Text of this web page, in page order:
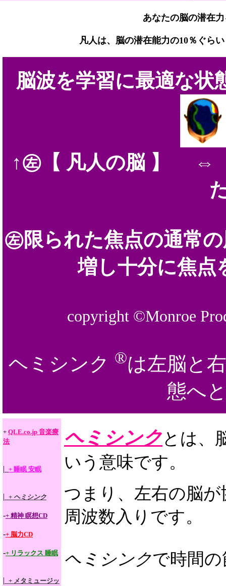
あなたの脳の潜在
凡人は、脳の潜在能力の10％ぐら
脳波を学習に最適な
↑㊧【 凡人の脳 】 ⇔
㊧限られた焦点の通
増し十分に焦点
copyright ©Monroe
ヘミシンク ®は左脳と
態へ
+ QLE.co.jp 音楽療
法
|_ + 睡眠 安眠
|_ + ヘミシンク
-+ 精神 瞑想CD
-+ 脳力CD
-+ リラックス 睡眠
|_ + メタミュージッ
ヘミシンクとは、
いう意味です。
つまり、左右の脳
周波数入りです。
ヘミシンクで時間